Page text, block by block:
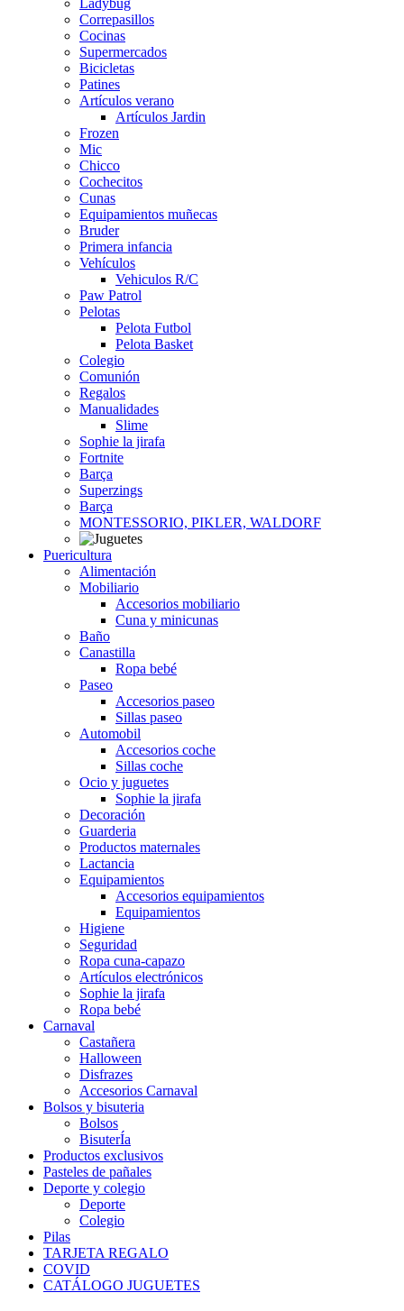
Correpasillos
Cocinas
Supermercados
Bicicletas
Patines
Artículos verano
Artículos Jardin
Frozen
Mic
Chicco
Cochecitos
Cunas
Equipamientos muñecas
Bruder
Primera infancia
Vehículos
Vehiculos R/C
Paw Patrol
Pelotas
Pelota Futbol
Pelota Basket
Colegio
Comunión
Regalos
Manualidades
Slime
Sophie la jirafa
Fortnite
Barça
Superzings
Barça
MONTESSORIO, PIKLER, WALDORF
Puericultura
Alimentación
Mobiliario
Accesorios mobiliario
Cuna y minicunas
Baño
Canastilla
Ropa bebé
Paseo
Accesorios paseo
Sillas paseo
Automobil
Accesorios coche
Sillas coche
Ocio y juguetes
Sophie la jirafa
Decoración
Guarderia
Productos maternales
Lactancia
Equipamientos
Accesorios equipamientos
Equipamientos
Higiene
Seguridad
Ropa cuna-capazo
Artículos electrónicos
Sophie la jirafa
Ropa bebé
Carnaval
Castañera
Halloween
Disfrazes
Accesorios Carnaval
Bolsos y bisuteria
Bolsos
BisuterÍa
Productos exclusivos
Pasteles de pañales
Deporte y colegio
Deporte
Colegio
Pilas
TARJETA REGALO
COVID
CATÁLOGO JUGUETES